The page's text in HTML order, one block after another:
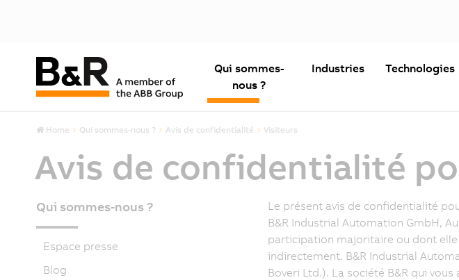
Qui sommes-
nous ?
Industries Technologies
Home Qui sommes-nous ? Avis de confidentialité Visiteurs
Avis de confidentialité
Le présent avis de confidentialité
B&R Industrial Automation GmbH,
participation majoritaire ou dont
indirectement. B&R Industrial
Boveri Ltd.). La société B&R qui
Qui sommes-nous ?
Espace presse
Blog